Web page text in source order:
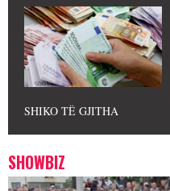
SHIKO TË GJITHA
SHOWBIZ